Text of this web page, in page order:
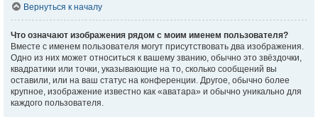
Вернуться к началу
Что означают изображения рядом с моим именем пользователя?
Вместе с именем пользователя могут присутствовать два изображения.
Одно из них может относиться к вашему званию, обычно это звёздочки,
квадратики или точки, указывающие на то, сколько сообщений вы
оставили, или на ваш статус на конференции. Другое, обычно более
крупное, изображение известно как «аватара» и обычно уникально для
каждого пользователя.